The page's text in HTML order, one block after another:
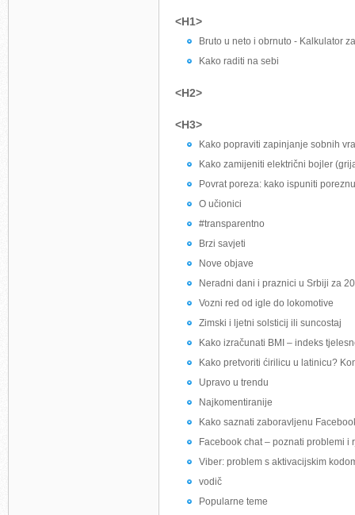
<H1>
Bruto u neto i obrnuto - Kalkulator
Kako raditi na sebi
<H2>
<H3>
Kako popraviti zapinjanje sobnih
Kako zamijeniti električni bojler
Povrat poreza: kako ispuniti
O učionici
#transparentno
Brzi savjeti
Nove objave
Neradni dani i praznici u Srbiji za
Vozni red od igle do lokomotive
Zimski i ljetni solsticij ili suncostaj
Kako izračunati BMI – indeks
Kako pretvoriti ćirilicu u latinicu?
Upravo u trendu
Najkomentiranije
Kako saznati zaboravljenu
Facebook chat – poznati problemi i
Viber: problem s aktivacijskim
vodič
Popularne teme